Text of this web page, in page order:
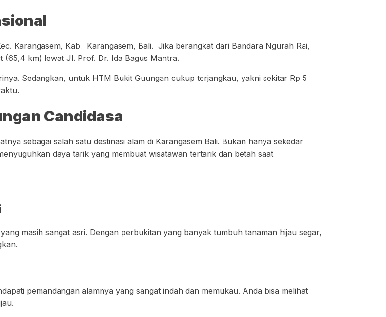
Karangasem, Kab. Karangasem, Bali. Jika berangkat dari Bandara Ngurah Rai,
(65,4 km) lewat Jl. Prof. Dr. Ida Bagus Mantra.
Sedangkan, untuk HTM Bukit Guungan cukup terjangkau, yakni sekitar Rp 5
Candidasa
sebagai salah satu destinasi alam di Karangasem Bali. Bukan hanya sekedar
daya tarik yang membuat wisatawan tertarik dan betah saat
masih sangat asri. Dengan perbukitan yang banyak tumbuh tanaman hijau segar,
pemandangan alamnya yang sangat indah dan memukau. Anda bisa melihat